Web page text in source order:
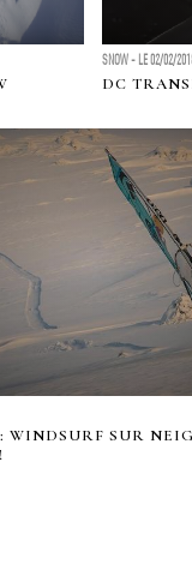
SNOW - LE 02/02/
DC
WINDSURF SUR